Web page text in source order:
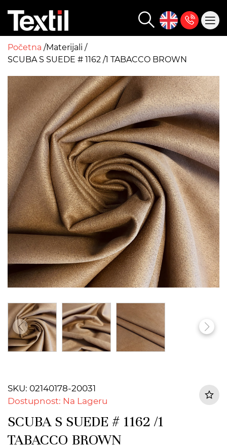
Početna Materijali
SCUBA S SUEDE # 1162 /1 TABACCO BROWN
SKU: 02140178-20031
Dostupnost: Na Lageru
SCUBA S SUEDE # 1162 /1
TABACCO BROWN